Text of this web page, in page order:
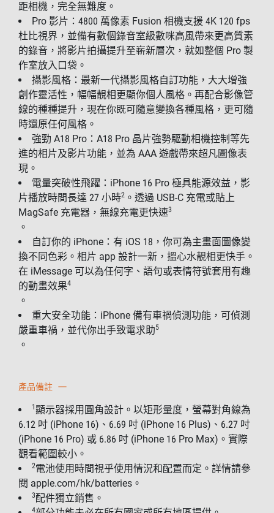
距相機，完全無難度。
Pro 影片：4800 萬像素 Fusion 相機支援 4K 120 fps
杜比視界，並備有數個錄音室級數咪高風帶來更高質素
的錄音，將影片拍攝提升至嶄新層次，就如整個 Pro 製
作室放入口袋。
攝影風格：最新一代攝影風格自訂功能，大大增強
創作靈活性，幅幅靚相更顯你個人風格。再配合影像管
線的種種提升，現在你既可隨意變換各種風格，更可隨
時還原任何風格。
強勁 A18 Pro：A18 Pro 晶片強勢驅動相機控制等先
進的相片及影片功能，並為 AAA 遊戲帶來超凡圖像表
現。
電量突破性飛躍：iPhone 16 Pro 極具能源效益，影
片播放時間長達 27 小時2 。透過 USB-C 充電或貼上
MagSafe 充電器，無線充電更快速3
。
自訂你的 iPhone：有 iOS 18，你可為主畫面圖像變
換不同色彩。相片 app 設計一新，搵心水靚相更快手。
在 iMessage 可以為任何字、語句或表情符號套用有趣
的動畫效果4
。
重大安全功能：iPhone 備有車禍偵測功能，可偵測
嚴重車禍，並代你出手致電求助5
。
產品備註
1顯示器採用圓角設計。以矩形量度，螢幕對角線為
6.12 吋 (iPhone 16)、6.69 吋 (iPhone 16 Plus)、6.27 吋
(iPhone 16 Pro) 或 6.86 吋 (iPhone 16 Pro Max)。實際
觀看範圍較小。
2電池使用時間視乎使用情況和配置而定。詳情請參
閱 apple.com/hk/batteries。
3配件獨立銷售。
4